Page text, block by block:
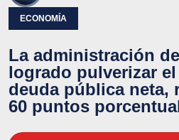
ECONOMÍA
La administración
logrado pulverizar
deuda pública neta,
60 puntos